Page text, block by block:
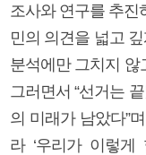
조사와 연구를 추진
민의 의견을 넓고
분석에만 그치지 않
그러면서 “선거는
의 미래가 남았다”
라 ‘우리가 이렇게